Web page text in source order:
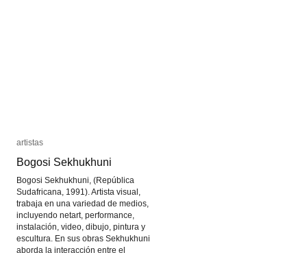
artistas
Bogosi Sekhukhuni
Bogosi Sekhukhuni, (República
Sudafricana, 1991). Artista visual,
trabaja en una variedad de medios,
incluyendo netart, performance,
instalación, video, dibujo, pintura y
escultura. En sus obras Sekhukhuni
aborda la interacción entre el
artistas
Bogosi Sekhukhuni